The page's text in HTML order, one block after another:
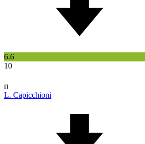
6.6
10
п
L. Capicchioni